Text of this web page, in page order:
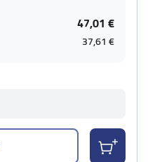
47,01 €
37,61 €